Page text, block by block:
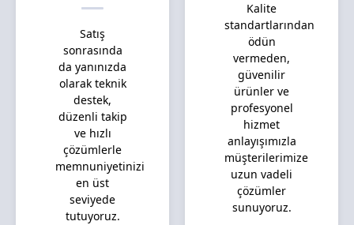
Satış
sonrasında
da yanınızda
olarak teknik
destek,
düzenli takip
ve hızlı
çözümlerle
memnuniyetinizi
en üst
seviyede
tutuyoruz.
Kalite
standartlarından
ödün
vermeden,
güvenilir
ürünler ve
profesyonel
hizmet
anlayışımızla
müşterilerimize
uzun vadeli
çözümler
sunuyoruz.